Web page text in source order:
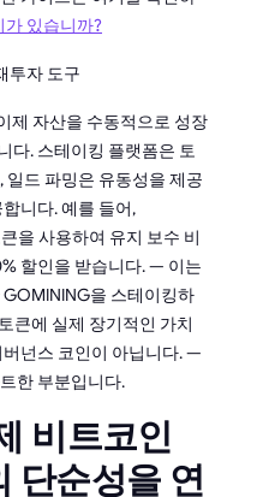
있습니까?
투자 도구
제 자산을 수동적으로 성장
다. 스테이킹 플랫폼은 토
일드 파밍은 유동성을 제공
니다. 예를 들어,
을 사용하여 유지 보수 비
할인을 받습니다. — 이는
을 스테이킹하
큰에 실제 장기적인 가치
넌스 코인이 아닙니다. —
한 부분입니다.
비트코인
단순성을 연